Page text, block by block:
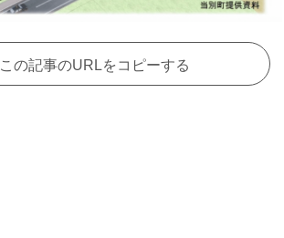
この記事のURLをコピーする